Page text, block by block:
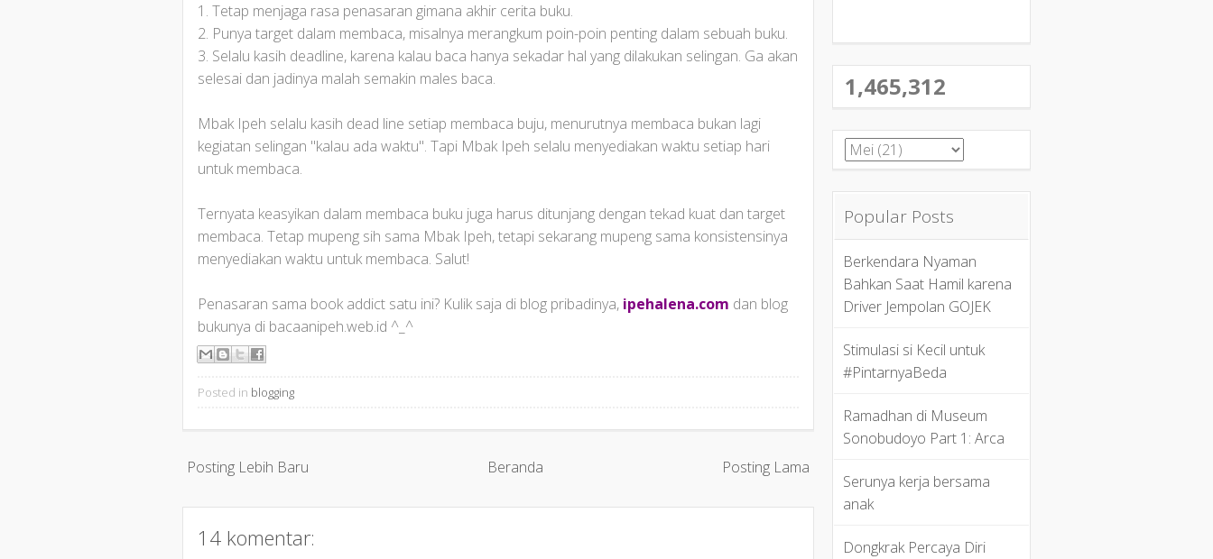
1. Tetap menjaga rasa penasaran gimana akhir cerita buku.
2. Punya target dalam membaca, misalnya merangkum poin-poin penting dalam sebuah buku.
3. Selalu kasih deadline, karena kalau baca hanya sekadar hal yang dilakukan selingan. Ga akan
selesai dan jadinya malah semakin males baca.
Mbak Ipeh selalu kasih dead line setiap membaca buju, menurutnya membaca bukan lagi
kegiatan selingan "kalau ada waktu". Tapi Mbak Ipeh selalu menyediakan waktu setiap hari
untuk membaca.
Ternyata keasyikan dalam membaca buku juga harus ditunjang dengan tekad kuat dan target
membaca. Tetap mupeng sih sama Mbak Ipeh, tetapi sekarang mupeng sama konsistensinya
menyediakan waktu untuk membaca. Salut!
Penasaran sama book addict satu ini? Kulik saja di blog pribadinya, ipehalena.com dan blog
bukunya di bacaanipeh.web.id ^_^
Posted in blogging
Posting Lebih Baru Posting Lama
Beranda
14 komentar:
1,465,312
Popular Posts
Berkendara Nyaman
Bahkan Saat Hamil karena
Driver Jempolan GOJEK
Stimulasi si Kecil untuk
#PintarnyaBeda
Ramadhan di Museum
Sonobudoyo Part 1: Arca
Serunya kerja bersama
anak
Dongkrak Percaya Diri